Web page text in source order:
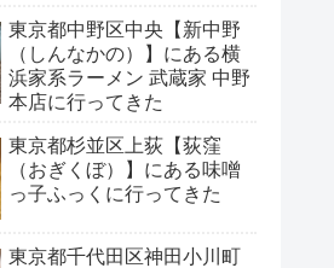
東京都中野区中央【新中野
（しんなかの）】にある横
浜家系ラーメン 武蔵家 中野
本店に行ってきた
東京都杉並区上荻【荻窪
（おぎくぼ）】にある味噌
っ子ふっくに行ってきた
東京都千代田区神田小川町